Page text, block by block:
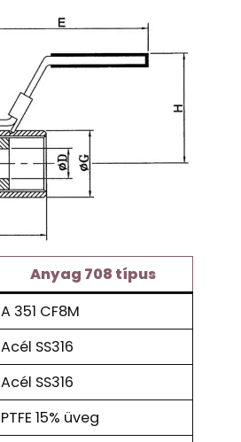
Anyag 708 típus
A 351 CF8M
Acél SS316
Acél SS316
PTFE 15% üveg